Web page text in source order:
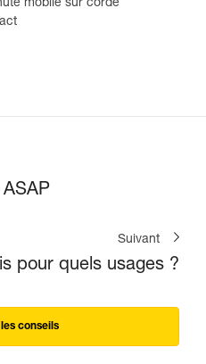
mobile sur corde
Suivant
pour quels usages ?
conseils